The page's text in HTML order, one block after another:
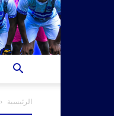
الرئيسية